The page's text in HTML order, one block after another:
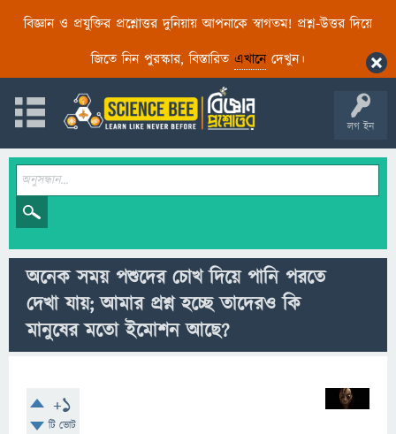
বিজ্ঞান ও প্রযুক্তির প্রশ্নোত্তর দুনিয়ায় আপনাকে স্বাগতম! প্রশ্ন-উত্তর দিয়ে
জিতে নিন পুরস্কার, বিস্তারিত এখানেদেখুন।
লগ ইন
অনেক সময় পশুদের চোখ দিয়ে পানি পরতে
দেখা যায়; আমার প্রশ্ন হচ্ছে তাদেরও কি
মানুষের মতো ইমোশন আছে?
+1
টি ভোট